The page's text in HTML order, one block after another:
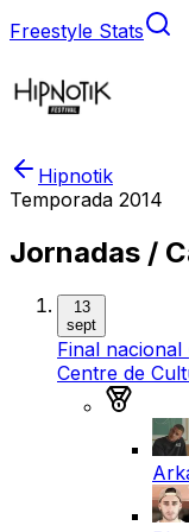
Freestyle Stats
Hipnotik
Temporada 2014
Jornadas /
13
sept
Final nacional
Centre de